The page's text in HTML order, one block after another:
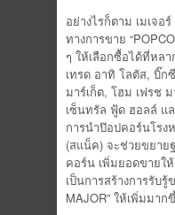
อย่างไรก็ตาม เมเจ
ทางการขาย
ๆ ให้เลือกซื้อได้ที่หล
เทรด อาทิ โลตัส, บิ๊ก
มาร์เก็ต, โฮม เฟรช
เซ็นทรัล ฟู้ด ฮอลล์ แ
การนำป๊อปคอร์นโรง
(สแน็ค) จะช่วยขยา
คอร์น เพิ่มยอดขายใ
เป็นการสร้างการรับรู้
MAJOR” ให้เพิ่มมาก